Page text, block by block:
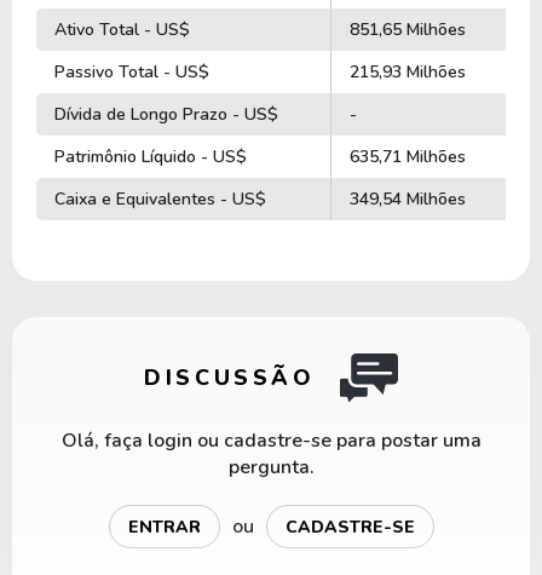
Ativo Total - US$
851,65 Milhões
Passivo Total - US$
215,93 Milhões
Dívida de Longo Prazo - US$
-
Patrimônio Líquido - US$
635,71 Milhões
Caixa e Equivalentes - US$
349,54 Milhões
DISCUSSÃO
Olá, faça login ou cadastre-se para postar uma
pergunta.
ENTRAR ou CADASTRE-SE